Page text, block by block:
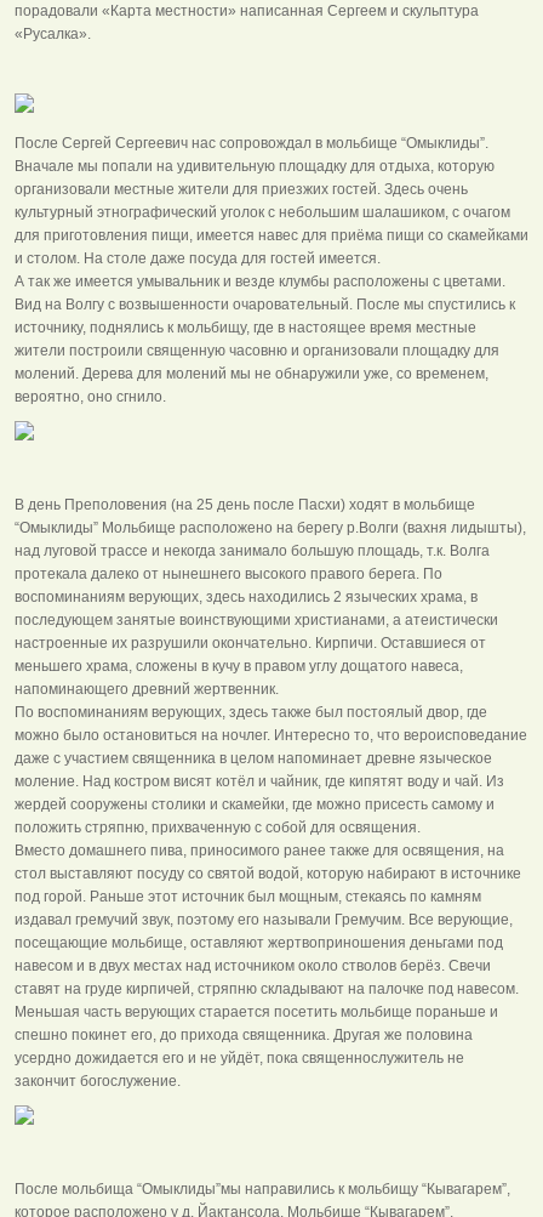
порадовали «Карта местности» написанная Сергеем и скульптура
«Русалка».
После Сергей Сергеевич нас сопровождал в мольбище “Омыклиды”.
Вначале мы попали на удивительную площадку для отдыха, которую
организовали местные жители для приезжих гостей. Здесь очень
культурный этнографический уголок с небольшим шалашиком, с очагом
для приготовления пищи, имеется навес для приёма пищи со скамейками
и столом. На столе даже посуда для гостей имеется.
А так же имеется умывальник и везде клумбы расположены с цветами.
Вид на Волгу с возвышенности очаровательный. После мы спустились к
источнику, поднялись к мольбищу, где в настоящее время местные
жители построили священную часовню и организовали площадку для
молений. Дерева для молений мы не обнаружили уже, со временем,
вероятно, оно сгнило.
В день Преполовения (на 25 день после Пасхи) ходят в мольбище
“Омыклиды” Мольбище расположено на берегу р.Волги (вахня лидышты),
над луговой трассе и некогда занимало большую площадь, т.к. Волга
протекала далеко от нынешнего высокого правого берега. По
воспоминаниям верующих, здесь находились 2 языческих храма, в
последующем занятые воинствующими христианами, а атеистически
настроенные их разрушили окончательно. Кирпичи. Оставшиеся от
меньшего храма, сложены в кучу в правом углу дощатого навеса,
напоминающего древний жертвенник.
По воспоминаниям верующих, здесь также был постоялый двор, где
можно было остановиться на ночлег. Интересно то, что вероисповедание
даже с участием священника в целом напоминает древне языческое
моление. Над костром висят котёл и чайник, где кипятят воду и чай. Из
жердей сооружены столики и скамейки, где можно присесть самому и
положить стряпню, прихваченную с собой для освящения.
Вместо домашнего пива, приносимого ранее также для освящения, на
стол выставляют посуду со святой водой, которую набирают в источнике
под горой. Раньше этот источник был мощным, стекаясь по камням
издавал гремучий звук, поэтому его называли Гремучим. Все верующие,
посещающие мольбище, оставляют жертвоприношения деньгами под
навесом и в двух местах над источником около стволов берёз. Свечи
ставят на груде кирпичей, стряпню складывают на палочке под навесом.
Меньшая часть верующих старается посетить мольбище пораньше и
спешно покинет его, до прихода священника. Другая же половина
усердно дожидается его и не уйдёт, пока священнослужитель не
закончит богослужение.
После мольбища “Омыклиды”мы направились к мольбищу “Кывагарем”,
которое расположено у д. Йактансола. Мольбище “Кывагарем”,